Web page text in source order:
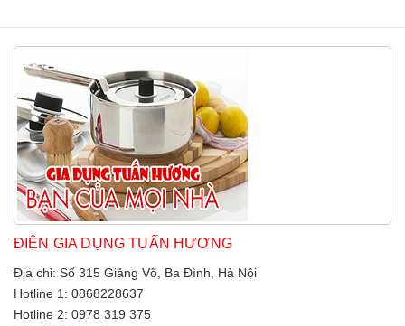
ĐIỆN GIA DỤNG TUẤN HƯƠNG
Địa chỉ: Số 315 Giảng Võ, Ba Đình, Hà Nội
Hotline 1: 0868228637
Hotline 2: 0978 319 375